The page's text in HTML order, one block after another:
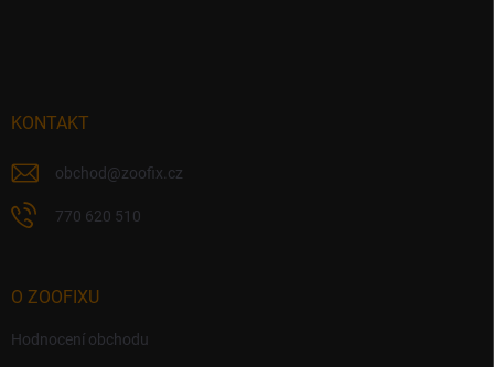
KONTAKT
obchod @zoofix.cz
770 620 510
O ZOOFIXU
Hodnocení obchodu